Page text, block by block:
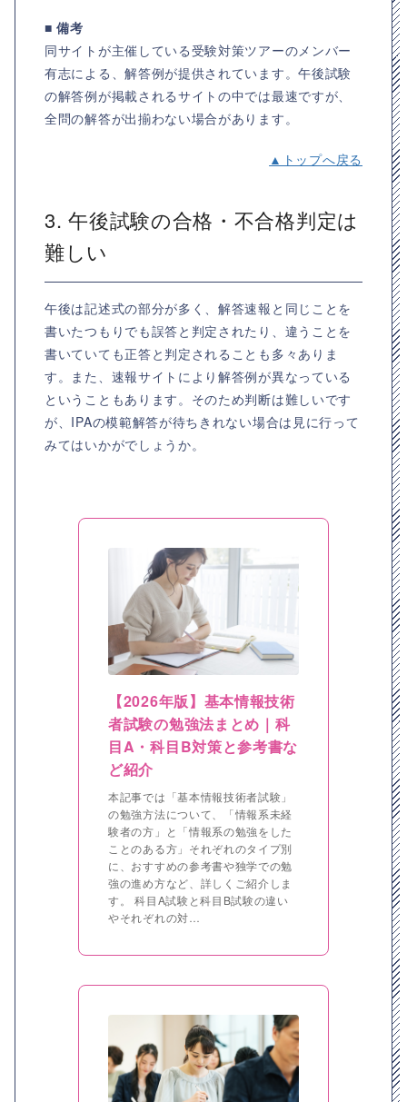
■ 備考
同サイトが主催している受験対策ツアーのメンバー
有志による、解答例が提供されています。午後試験
の解答例が掲載されるサイトの中では最速ですが、
全問の解答が出揃わない場合があります。
▲トップへ戻る
3. 午後試験の合格・不合格判定は
難しい
午後は記述式の部分が多く、解答速報と同じことを
書いたつもりでも誤答と判定されたり、違うことを
書いていても正答と判定されることも多々ありま
す。また、速報サイトにより解答例が異なっている
ということもあります。そのため判断は難しいです
が、IPAの模範解答が待ちきれない場合は見に行って
みてはいかがでしょうか。
【2026年版】基本情報技術
者試験の勉強法まとめ｜科
目A・科目B対策と参考書な
ど紹介
本記事では「基本情報技術者試験」
の勉強方法について、「情報系未経
験者の方」と「情報系の勉強をした
ことのある方」それぞれのタイプ別
に、おすすめの参考書や独学での勉
強の進め方など、詳しくご紹介しま
す。 科目A試験と科目B試験の違い
やそれぞれの対…